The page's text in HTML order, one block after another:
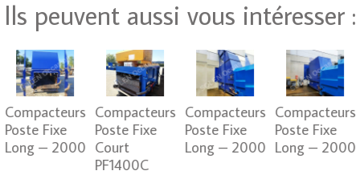
Ils peuvent aussi vous intéresser :
Compacteurs
Poste Fixe
Long – 2000
Compacteurs
Poste Fixe
Court
PF1400C
Compacteurs
Poste Fixe
Long – 2000
Compacteurs
Poste Fixe
Long – 2000